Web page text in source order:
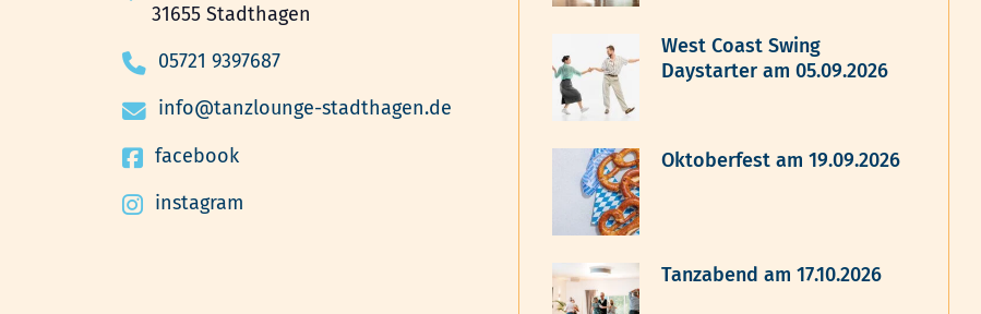
31655 Stadthagen
05721 9397687
info@tanzlounge-stadthagen.de
facebook
instagram
West Coast Swing
Daystarter am 05.09.2026
Oktoberfest am 19.09.2026
Tanzabend am 17.10.2026